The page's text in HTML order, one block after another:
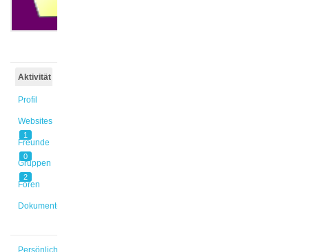
Aktivität
Profil
Websites
1
Freunde
0
Gruppen
2
Foren
Dokumente
Persönlich